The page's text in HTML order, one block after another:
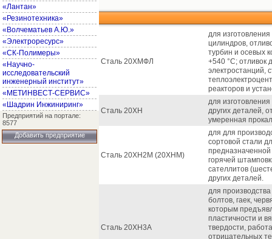
«Лантан»
«Резинотехника»
«Волчематьев А.Ю.»
«Электроресурс»
«СК-Полимеры»
«Научно-
исследовательский
инженерный институт»
«МЕТИНВЕСТ-СЕРВИС»
«Шадрин Инжиниринг»
Предприятий на портале:
8577
Добавить предприятие
Сталь 20ХМФЛ
для
цилиндров,
турбин и осевых
+540 °С; отливок
электростанций,
реакторов и
Сталь 20ХН
для
других деталей,
умеренная
Сталь 20ХН2М (20ХНМ)
для для
сортовой стали
горячей
сателлитов
других деталей.
Сталь 20ХН3А
для
болтов, гаек,
которым
пластичности и
твердости,
отрицательных